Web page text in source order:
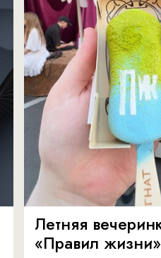
Летняя
«Правил жизни»